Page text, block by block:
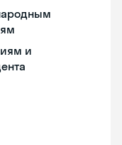
и